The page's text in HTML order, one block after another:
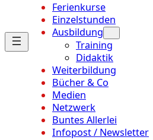
Ferienkurse
Einzelstunden
Ausbildung
Training
Didaktik
Weiterbildung
Bücher & Co
Medien
Netzwerk
Buntes Allerlei
Infopost / Newsletter